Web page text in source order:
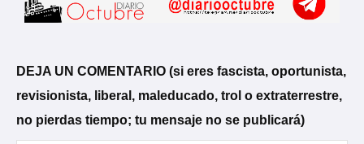
DEJA UN COMENTARIO (si eres fascista, oportunista,
revisionista, liberal, maleducado, trol o extraterrestre,
no pierdas tiempo; tu mensaje no se publicará)